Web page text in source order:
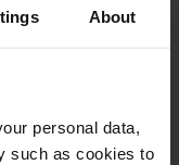
About
personal data,
such as cookies to
Nombreux
temps humide.
sans personnel.